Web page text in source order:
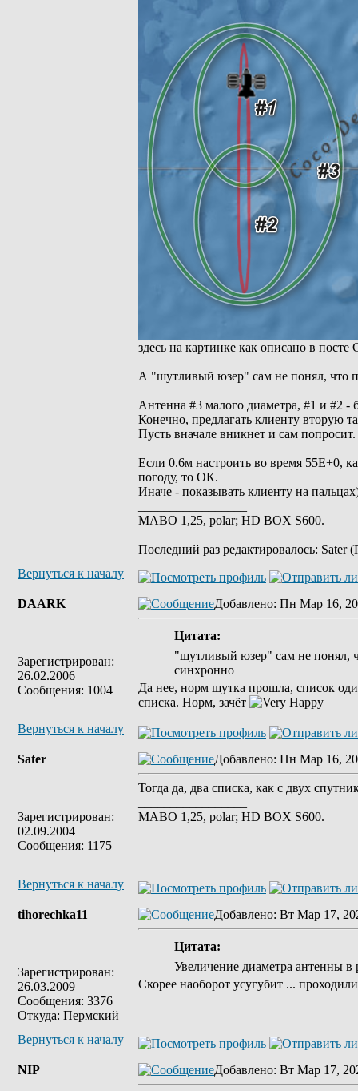
здесь на картинке как описано в
А "шутливый юзер" сам не понял, что
Антенна #3 малого диаметра, #1 и #2 -
Конечно, предлагать клиенту вторую
Пусть вначале вникнет и сам попросит.
Если 0.6м настроить во время 55Е+0,
погоду, то ОК.
Иначе - показывать клиенту на
MABO 1,25, polar; HD BOX S600.
Последний раз редактировалось: Sater
Вернуться к началу
DAARK
Зарегистрирован:
26.02.2006
Сообщения: 1004
Добавлено: Пн Мар 16,
Цитата:
"шутливый юзер" сам не понял,
синхронно
Да нее, норм шутка прошла, список
списка. Норм, зачёт
Вернуться к началу
Sater
Зарегистрирован:
02.09.2004
Сообщения: 1175
Добавлено: Пн Мар 16,
Тогда да, два списка, как с двух
MABO 1,25, polar; HD BOX S600.
Вернуться к началу
tihorechka11
Зарегистрирован:
26.03.2009
Сообщения: 3376
Откуда: Пермский
Добавлено: Вт Мар 17,
Цитата:
Увеличение диаметра антенны
Скорее наоборот усугубит ...
Вернуться к началу
NIP Добавлено: Вт Мар 17,